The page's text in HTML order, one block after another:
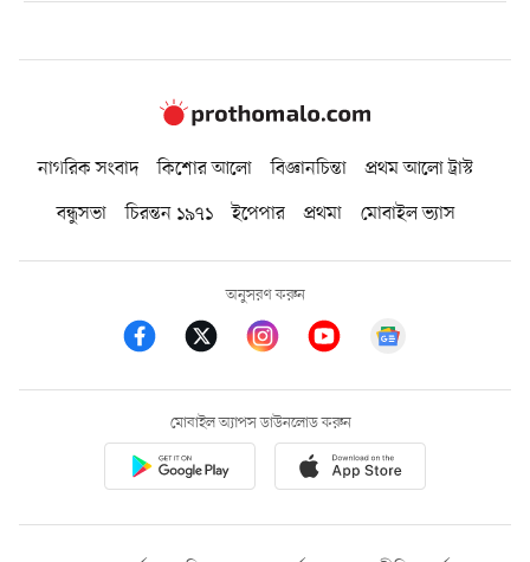
নাগরিক সংবাদ কিশোর আলো বিজ্ঞানচিন্তা
প্রথম আলো ট্রাস্ট
বন্ধুসভা
চিরন্তন ১৯৭১ ইপেপার প্রথমা মোবাইল ভ্যাস
অনুসরণ করুন
মোবাইল অ্যাপস ডাউনলোড করুন